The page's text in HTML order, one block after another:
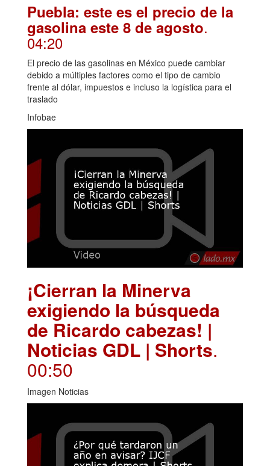
Puebla: este es el precio de la
gasolina este 8 de agosto.
04:20
El precio de las gasolinas en México puede cambiar
debido a múltiples factores como el tipo de cambio
frente al dólar, impuestos e incluso la logística para el
traslado
Infobae
¡Cierran la Minerva
exigiendo la búsqueda
de Ricardo cabezas! |
Noticias GDL | Shorts.
00:50
Imagen Noticias